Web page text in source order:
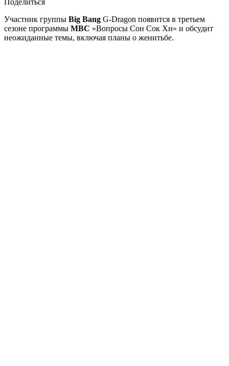
Участник группы Big Bang G-Dragon появится в третьем
сезоне программы MBC «Вопросы Сон Сок Хи» и обсудит
неожиданные темы, включая планы о женитьбе.